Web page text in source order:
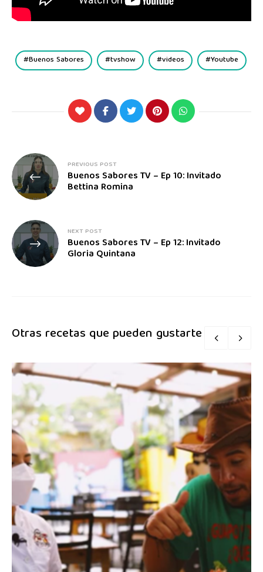
Buenos Sabores tvshow videos Youtube
PREVIOUS POST
Buenos Sabores TV – Ep 10: Invitado
Bettina Romina
NEXT POST
Buenos Sabores TV – Ep 12: Invitado
Gloria Quintana
Otras recetas que pueden gustarte